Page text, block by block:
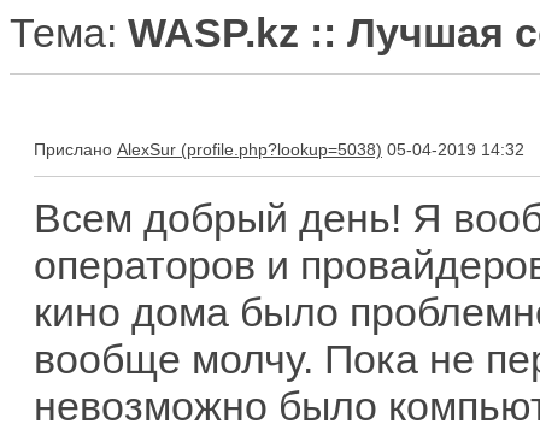
Тема: WASP.kz :: Лучшая
Прислано AlexSur 05-04-2019 14:32
Всем добрый день! Я
операторов и
кино дома было
вообще молчу. Пока не
невозможно было